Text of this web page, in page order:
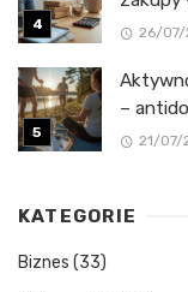
26/07/
–
21/07/
KATEGORIE
Biznes (33)